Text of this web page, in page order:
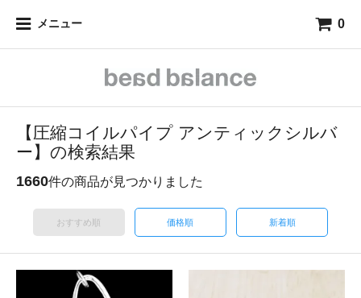
メニュー 0
【圧縮コイルパイプ アンティックシルバ
ー】の検索結果
1660件の商品が見つかりました
おすすめ順 価格順 新着順